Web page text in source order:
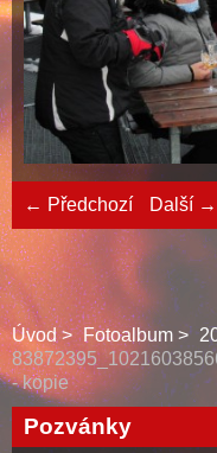
← Předchozí Další →
Úvod Fotoalbum
- kopie
Pozvánky